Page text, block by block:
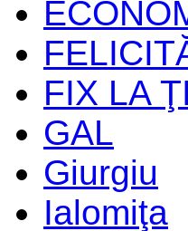
FIX LA
GAL
Giurgiu
Ialomiţa